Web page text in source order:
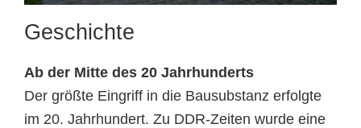
Geschichte
Ab der Mitte des 20 Jahrhunderts
Der größte Eingriff in die Bausubstanz erfolgte
im 20. Jahrhundert. Zu DDR-Zeiten wurde eine